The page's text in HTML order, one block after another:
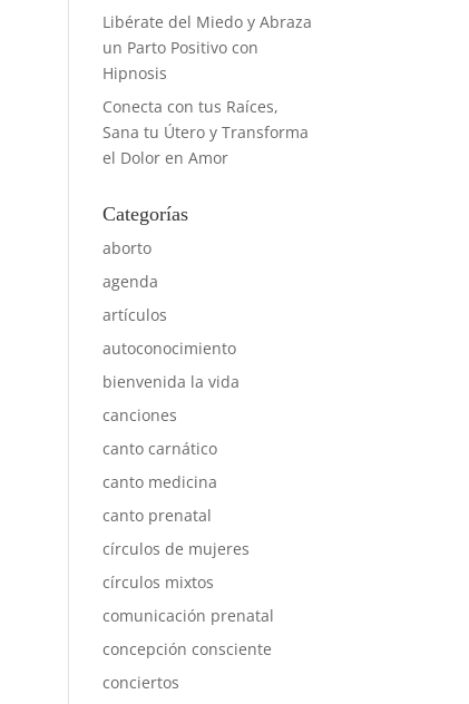
Libérate del Miedo y Abraza
un Parto Positivo con
Hipnosis
Conecta con tus Raíces,
Sana tu Útero y Transforma
el Dolor en Amor
Categorías
aborto
agenda
artículos
autoconocimiento
bienvenida la vida
canciones
canto carnático
canto medicina
canto prenatal
círculos de mujeres
círculos mixtos
comunicación prenatal
concepción consciente
conciertos